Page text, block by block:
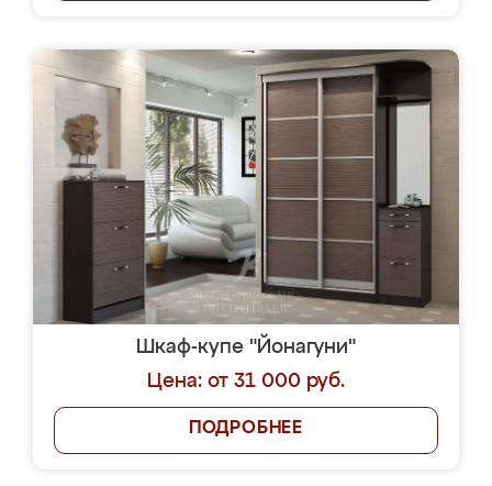
Шкаф-купе "Йонагуни"
Цена: от 31 000 руб.
ПОДРОБНЕЕ